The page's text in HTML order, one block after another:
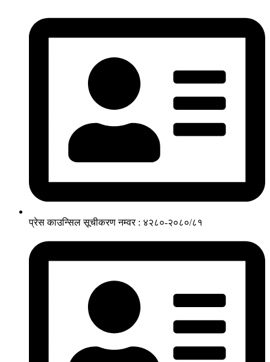
प्रेस काउन्सिल सूचीकरण नम्वर : ४२८०-२०८०/८१